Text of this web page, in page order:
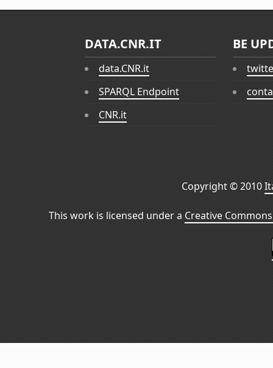
DATA.CNR.IT
data.CNR.it
SPARQL Endpoint
CNR.it
BE
Copyright © 2010
This work is licensed under a Creative